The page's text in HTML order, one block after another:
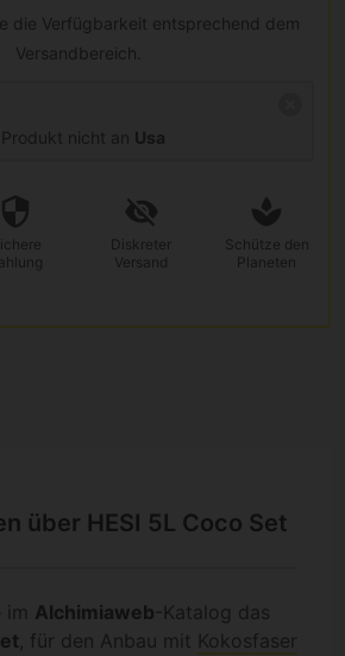
die Verfügbarkeit entsprechend dem
Versandbereich.
nicht an Usa
Diskreter
Versand
Schütze den
Planeten
über HESI 5L Coco Set
im Alchimiaweb -Katalog das
, für den Anbau mit Kokosfaser